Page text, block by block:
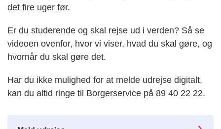
det fire uger før.
Er du studerende og skal rejse ud i verden? Så se
videoen ovenfor, hvor vi viser, hvad du skal gøre, og
hvornår du skal gøre det.
Har du ikke mulighed for at melde udrejse digitalt,
kan du altid ringe til Borgerservice på 89 40 22 22.